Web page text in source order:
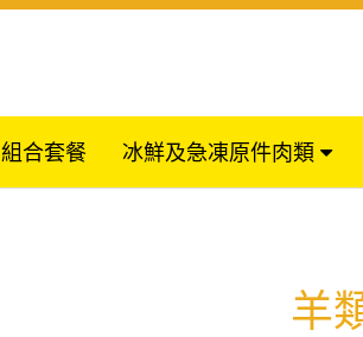
組合套餐 冰鮮及急凍原件肉類
羊